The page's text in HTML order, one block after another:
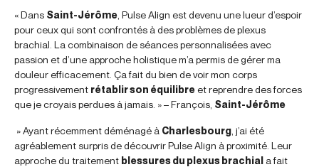
« Dans Saint-Jérôme , Pulse Align est devenu une lueur d’espoir
pour ceux qui sont confrontés à des problèmes de plexus
brachial. La combinaison de séances personnalisées avec
passion et d’une approche holistique m’a permis de gérer ma
douleur efficacement. Ça fait du bien de voir mon corps
progressivement rétablir son équilibreet reprendre des forces
que je croyais perdues à jamais. » – François, Saint-Jérôme
» Ayant récemment déménagé à Charlesbourg , j’ai été
agréablement surpris de découvrir Pulse Align à proximité. Leur
approche du traitement blessures du plexus brachial a fait